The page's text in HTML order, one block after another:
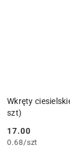
Wkręty
szt)
Cena:
17.00
0.68/szt